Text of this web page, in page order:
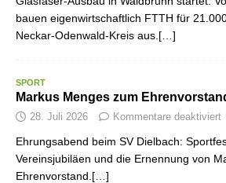
bauen eigenwirtschaftlich FTTH für
Neckar-Odenwald-Kreis aus.[…]
SPORT
Markus Menges zum
28. Juli 2026 Kommentare deaktiviert
Ehrungsabend beim SV Dielbach:
Vereinsjubiläen und die Ernennung von
Ehrenvorstand.[…]